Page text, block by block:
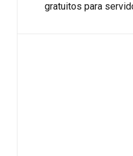
gratuitos para